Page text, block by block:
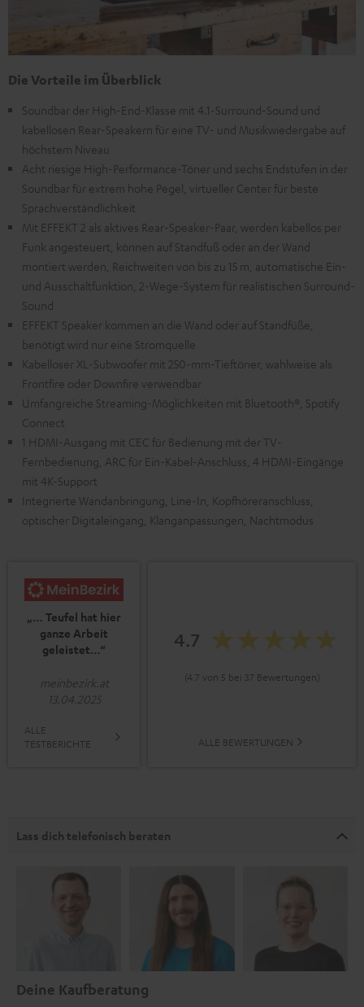
Die Vorteile im Überblick
Soundbar der High-End-Klasse mit 4.1-Surround-Sound und
kabellosen Rear-Speakern für eine TV- und Musikwiedergabe auf
höchstem Niveau
Acht riesige High-Performance-Töner und sechs Endstufen in der
Soundbar für extrem hohe Pegel, virtueller Center für beste
Sprachverständlichkeit
Mit EFFEKT 2 als aktives Rear-Speaker-Paar, werden kabellos per
Funk angesteuert, können auf Standfuß oder an der Wand
montiert werden, Reichweiten von bis zu 15 m, automatische Ein-
und Ausschaltfunktion, 2-Wege-System für realistischen Surround-
Sound
EFFEKT Speaker kommen an die Wand oder auf Standfüße,
benötigt wird nur eine Stromquelle
Kabelloser XL-Subwoofer mit 250-mm-Tieftöner, wahlweise als
Frontfire oder Downfire verwendbar
Umfangreiche Streaming-Möglichkeiten mit Bluetooth®, Spotify
Connect
1 HDMI-Ausgang mit CEC für Bedienung mit der TV-
Fernbedienung, ARC für Ein-Kabel-Anschluss, 4 HDMI-Eingänge
mit 4K-Support
Integrierte Wandanbringung, Line-In, Kopfhöreranschluss,
optischer Digitaleingang, Klanganpassungen, Nachtmodus
„… Teufel hat hier
ganze Arbeit
geleistet…“
meinbezirk.at
13.04.2025
ALLE
TESTBERICHTE
4.7
(4.7 von 5 bei 37 Bewertungen)
ALLE BEWERTUNGEN
Lass dich telefonisch beraten
Deine Kaufberatung